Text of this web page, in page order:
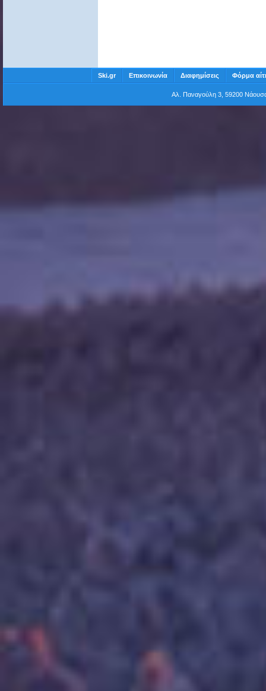
Ski.gr Επικοινωνία Διαφημίσεις Φόρμα
Αλ. Παναγούλη 3, 59200